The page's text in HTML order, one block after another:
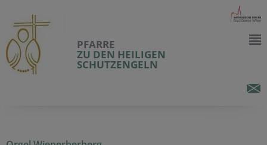
PFARRE
ZU DEN HEILIGEN
SCHUTZENGELN